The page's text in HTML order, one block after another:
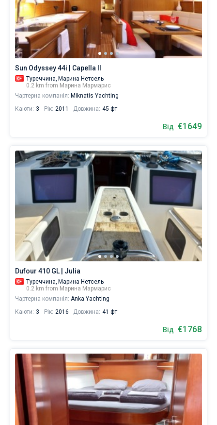
Sun Odyssey 44i | Capella II
Туреччина, Марина Нетсель
0.2 km from Марина Мармарис
Чартерна компанія: Miknatis Yachting
Каюти: 3 Рік: 2011 Довжина: 45 фт
Від €1649
Dufour 410 GL | Julia
Туреччина, Марина Нетсель
0.2 km from Марина Мармарис
Чартерна компанія: Anka Yachting
Каюти: 3 Рік: 2016 Довжина: 41 фт
Від €1768